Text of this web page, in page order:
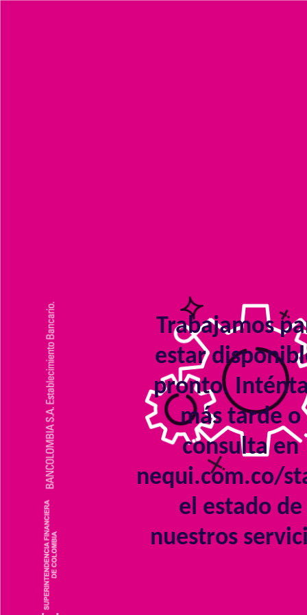
Trabajamos
estar
pronto.
más tarde o
consulta en
nequi.com.co/
el estado de
nuestros